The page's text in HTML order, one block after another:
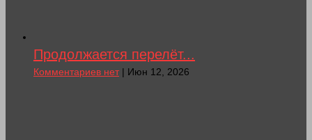
Продолжается перелёт...
Комментариев нет| Июн 12, 2026